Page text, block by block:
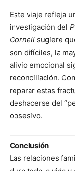
Este viaje refleja
investigación del
Cornell sugiere
son difíciles, la
alivio emocional
reconciliación.
reparar estas
deshacerse del
obsesivo.
Conclusión
Las relaciones